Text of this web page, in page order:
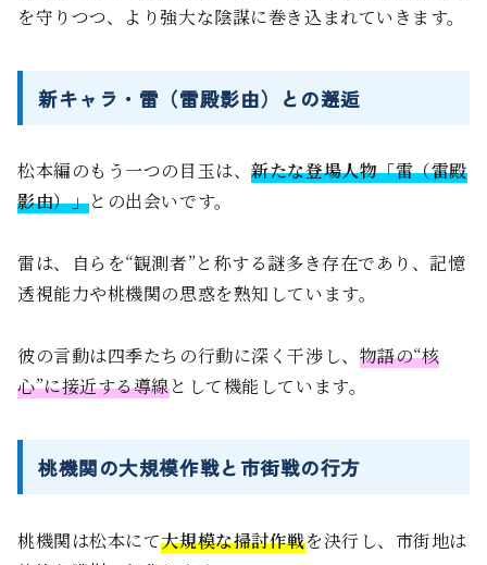
を守りつつ、より強大な陰謀に巻き込まれていきます。
新キャラ・雷（雷殿影由）との邂逅
松本編のもう一つの目玉は、新たな登場人物「雷（雷殿
影由）」との出会いです。
雷は、自らを“観測者”と称する謎多き存在であり、記憶
透視能力や桃機関の思惑を熟知しています。
彼の言動は四季たちの行動に深く干渉し、 物語の“核
心”に接近する導線として機能しています。
桃機関の大規模作戦と市街戦の行方
桃機関は松本にて大規模な掃討作戦を決行し、市街地は